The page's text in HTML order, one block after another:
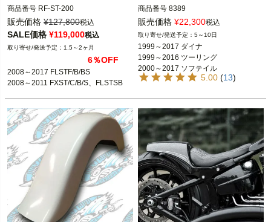
商品番号 RF-ST-200
5MS：575437
2008～2017 FLSTF/B/BS
2008～2011 FXST/C/B/S、FLSTSB
Killer Custom（キラーカスタム）
販売価格 ¥127,800税込
SALE価格 ¥119,000税込
1.5～2ヶ月
6％OFF
2008～2017 FLSTF/B/BS
2008～2011 FXST/C/B/S、FLSTSB
商品番号 8389
1999～2017 ダイナ
1999～2016 ツーリング
2000～2017 ソフテイル
kuryakyn（クリアキン）
販売価格 ¥22,300税込
5～10日
1999～2017 ダイナ
1999～2016 ツーリング
2000～2017 ソフテイル
5.00 (13)